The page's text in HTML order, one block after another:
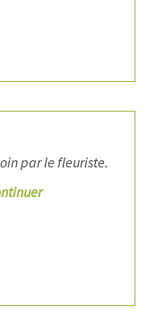
par le fleuriste.